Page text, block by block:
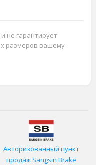
не гарантирует
размеров вашему
Авторизованный пункт
продаж Sangsin Brake